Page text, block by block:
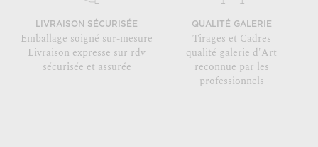
LIVRAISON SÉCURISÉE
Emballage soigné sur-mesure
Livraison expresse sur rdv
sécurisée et assurée
QUALITÉ GALERIE
Tirages et Cadres
qualité galerie d'Art
reconnue par les
professionnels